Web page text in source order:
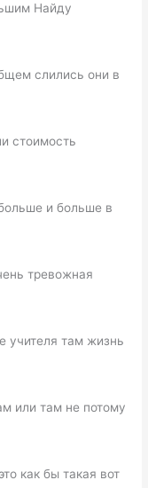
Найду
слились они в
стоимость
и больше в
тревожная
учителя там жизнь
или там не потому
как бы такая вот